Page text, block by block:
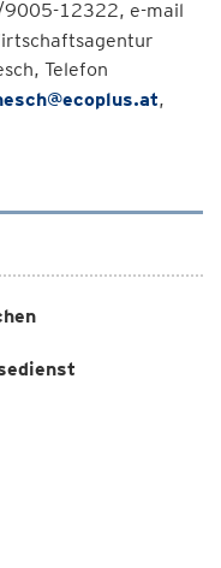
9005-12322, e-mail
Telefon
,